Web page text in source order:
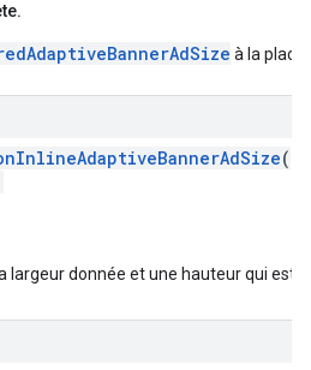
à la place.
(
largeur donnée et une hauteur qui est